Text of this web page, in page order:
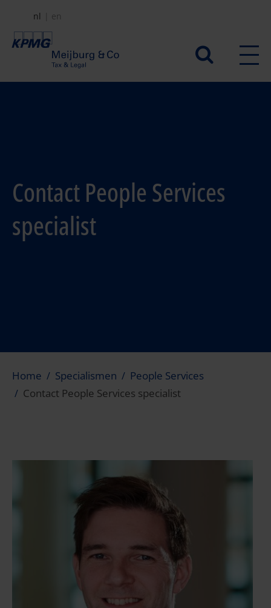
naar
Secundair
menu
nl en
Contact People Services
specialist
Home Specialismen
People Services
Contact People Services specialist